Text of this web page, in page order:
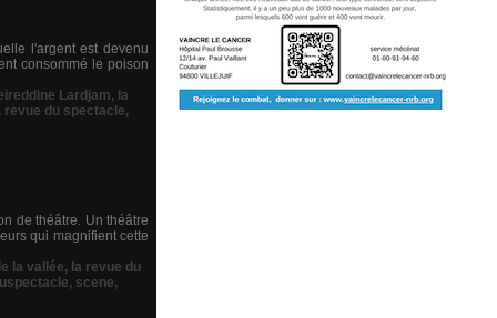
l'argent est devenu
consommé le poison
Lardjam, la
, revue du spectacle,
de théâtre. Un théâtre
qui magnifient cette
la vallée, la revue du
, scene,